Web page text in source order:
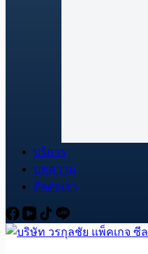
บริการ
บทความ
ติดต่อเรา